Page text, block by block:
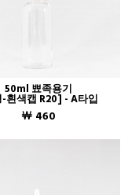
50ml 뾰족용기
흰색캡 R20] - A타입
￦ 460